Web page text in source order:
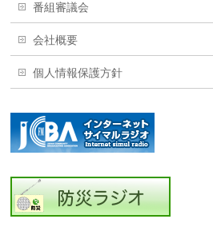
番組審議会
会社概要
個人情報保護方針